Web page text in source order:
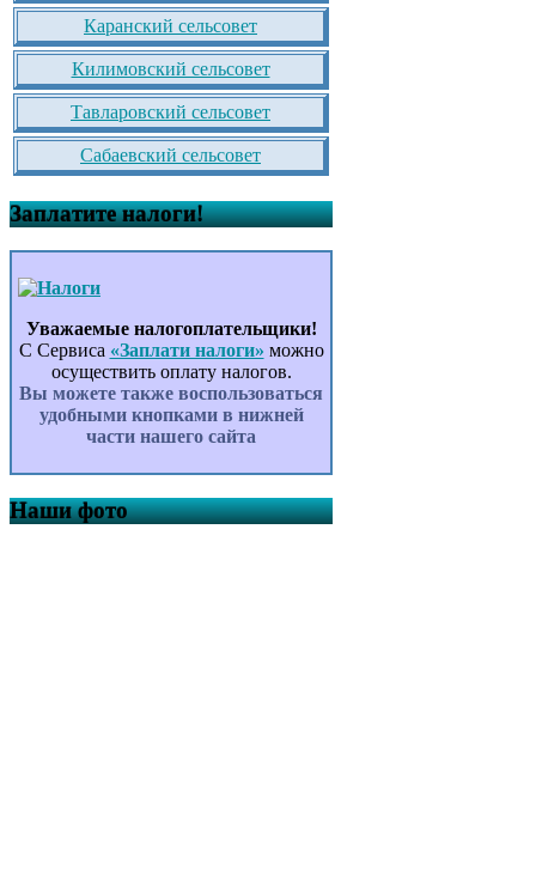
Каранский сельсовет
Килимовский сельсовет
Тавларовский сельсовет
Сабаевский сельсовет
Заплатите налоги!
Уважаемые налогоплательщики!
С Сервиса «Заплати налоги» можно
осуществить оплату налогов.
Вы можете также воспользоваться
удобными кнопками в нижней
части нашего сайта
Наши фото